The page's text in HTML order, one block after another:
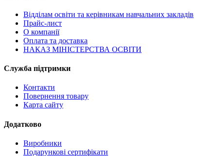
Відділам освіти та керівникам навчальних закладів
Прайс-лист
О компанії
Оплата та доставка
НАКАЗ МІНІСТЕРСТВА ОСВІТИ
Служба підтримки
Контакти
Повернення товару
Карта сайту
Додатково
Виробники
Подарункові сертифікати